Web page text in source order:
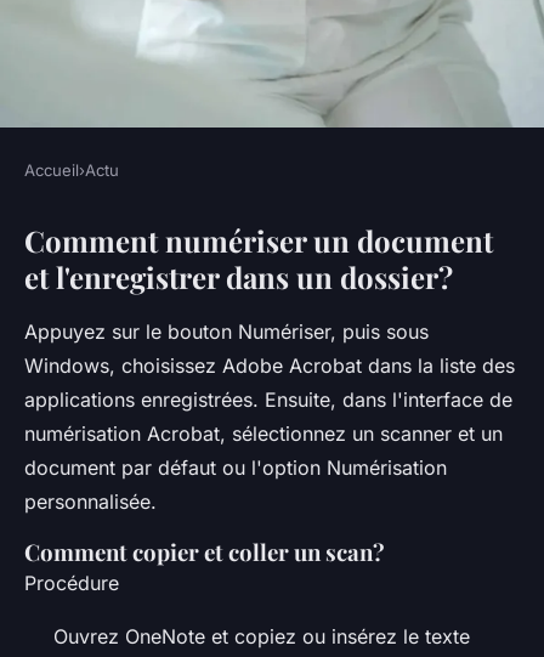
Comment envoyer un
document Recto-verso par
mail ?
5 octobre 2022 • 3 min de lecture
Accueil›Actu
Comment numériser un document
et l'enregistrer dans un dossier?
Appuyez sur le bouton Numériser, puis sous
Windows, choisissez Adobe Acrobat dans la liste des
applications enregistrées. Ensuite, dans l'interface de
numérisation Acrobat, sélectionnez un scanner et un
document par défaut ou l'option Numérisation
personnalisée.
Comment copier et coller un scan?
Procédure
Ouvrez OneNote et copiez ou insérez le texte